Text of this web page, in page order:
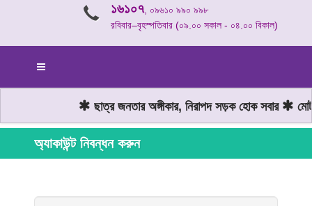
১৬১০৭, ০৯৬১০ ৯৯০ ৯৯৮
রবিবার–বৃহস্পতিবার (০৯.০০ সকাল - ০৪.০০ বিকাল)
ছাত্র জনতার অঙ্গীকার, নিরাপদ সড়ক হোক সবার
অ্যাকাউন্ট নিবন্ধন করুন